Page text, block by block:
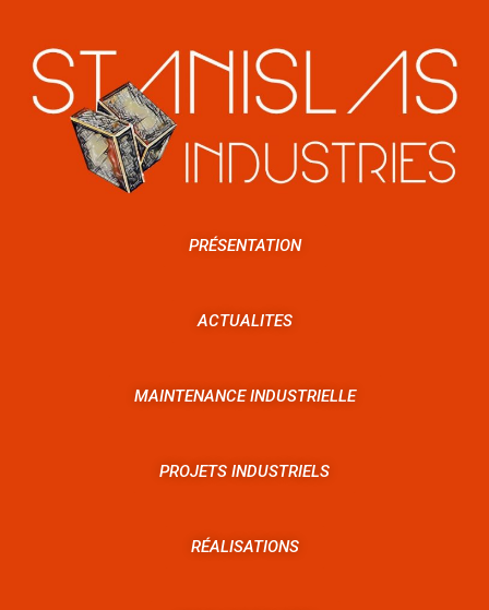
PRÉSENTATION
ACTUALITES
MAINTENANCE INDUSTRIELLE
PROJETS INDUSTRIELS
RÉALISATIONS